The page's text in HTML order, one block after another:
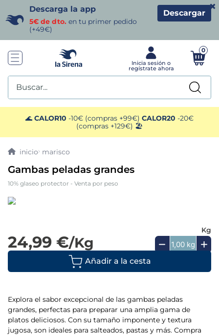
Descarga la app
5€ de dto. en tu primer pedido
(+49€)
Descargar
×
0
Buscar...
🌊 CALOR10 -10€ (compras +99€) CALOR20 -20€
(compras +129€) 🏖️
marisco
Gambas peladas grandes
10% glaseo protector - Venta por peso
24,99 €/Kg
Kg
Añadir a la cesta
Explora el sabor excepcional de las gambas peladas
grandes, perfectas para preparar una amplia gama de
platos deliciosos. Con su tamaño imponente y textura
jugosa, son ideales para salteados, pastas y más. Compra
TÉRMINOS MÁS BUSCADOS
1. helados sirena
3. patatas
5. verduras
8. listísimos
9. gambon